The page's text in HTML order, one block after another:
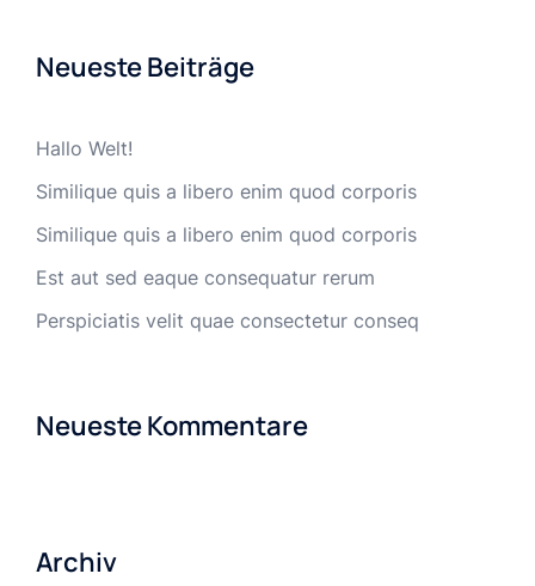
Neueste Beiträge
Hallo Welt!
Similique quis a libero enim quod corporis
Similique quis a libero enim quod corporis
Est aut sed eaque consequatur rerum
Perspiciatis velit quae consectetur conseq
Neueste Kommentare
Archiv